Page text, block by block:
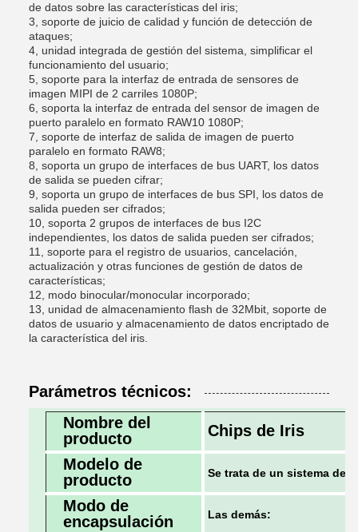
de datos sobre las características del iris;
3, soporte de juicio de calidad y función de detección de
ataques;
4, unidad integrada de gestión del sistema, simplificar el
funcionamiento del usuario;
5, soporte para la interfaz de entrada de sensores de
imagen MIPI de 2 carriles 1080P;
6, soporta la interfaz de entrada del sensor de imagen de
puerto paralelo en formato RAW10 1080P;
7, soporte de interfaz de salida de imagen de puerto
paralelo en formato RAW8;
8, soporta un grupo de interfaces de bus UART, los datos
de salida se pueden cifrar;
9, soporta un grupo de interfaces de bus SPI, los datos de
salida pueden ser cifrados;
10, soporta 2 grupos de interfaces de bus I2C
independientes, los datos de salida pueden ser cifrados;
11, soporte para el registro de usuarios, cancelación,
actualización y otras funciones de gestión de datos de
características;
12, modo binocular/monocular incorporado;
13, unidad de almacenamiento flash de 32Mbit, soporte de
datos de usuario y almacenamiento de datos encriptado de
la característica del iris.
Parámetros técnicos:
Nombre del
producto
Chips de Iris
Modelo de
producto
Se trata de un sistema de
Modo de
encapsulación
Las demás: